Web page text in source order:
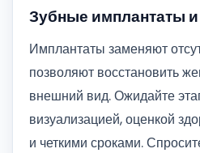
Зубные имплантаты
Имплантаты заменяют
позволяют восстановить
внешний вид. Ожидайте
визуализацией, оценкой
и четкими сроками.